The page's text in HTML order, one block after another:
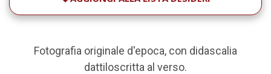
Fotografia originale d'epoca, con didascalia
dattiloscritta al verso.